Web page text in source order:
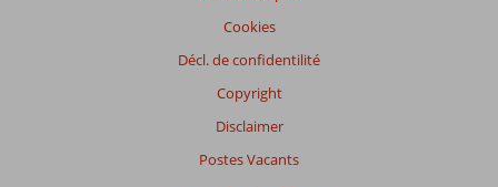
Cookies
Décl. de confidentilité
Copyright
Disclaimer
Postes Vacants